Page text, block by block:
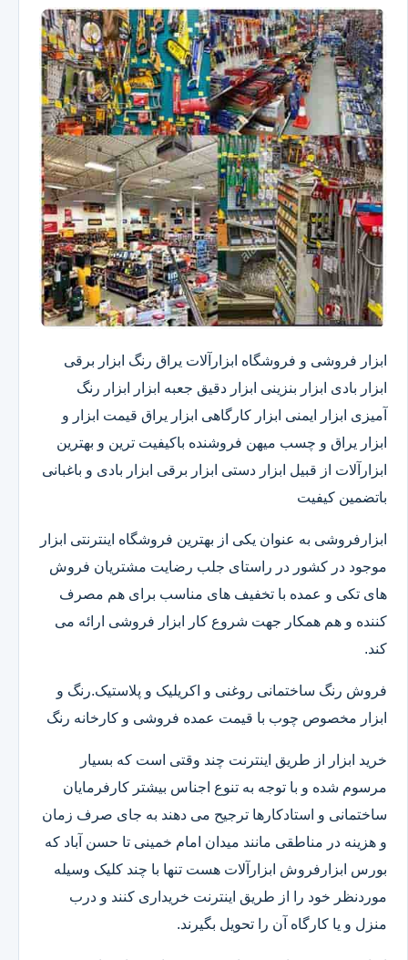
ابزار فروشی و فروشگاه ابزارآلات یراق رنگ ابزار برقی
ابزار بادی ابزار بنزینی ابزار دقیق​ جعبه ابزار ابزار رنگ
آمیزی ابزار ایمنی ابزار کارگاهی ابزار یراق قیمت ابزار و
ابزار یراق و چسب میهن فروشنده باکیفیت ترین و بهترین
ابزارآلات از قبیل ابزار دستی ابزار برقی ابزار بادی و باغبانی
باتضمین کیفیت
ابزارفروشی به عنوان یکی از بهترین فروشگاه اینترنتی ابزار
موجود در کشور در راستای جلب رضایت مشتریان فروش
های تکی و عمده با تخفیف های مناسب برای هم مصرف
کننده و هم همکار جهت شروع کار ابزار فروشی ارائه می
کند.
فروش رنگ ساختمانی روغنی و اکریلیک و پلاستیک.رنگ و
ابزار مخصوص چوب با قیمت عمده فروشی و کارخانه رنگ
خرید ابزار از طریق اینترنت چند وقتی است که بسیار
مرسوم شده و با توجه به تنوع اجناس بیشتر کارفرمایان
ساختمانی و استادکارها ترجیح می دهند به جای صرف زمان
و هزینه در مناطقی مانند میدان امام خمینی تا حسن آباد که
بورس ابزارفروش ابزارآلات هست تنها با چند کلیک وسیله
موردنظر خود را از طریق اینترنت خریداری کنند و درب
منزل و یا کارگاه آن را تحویل بگیرند.